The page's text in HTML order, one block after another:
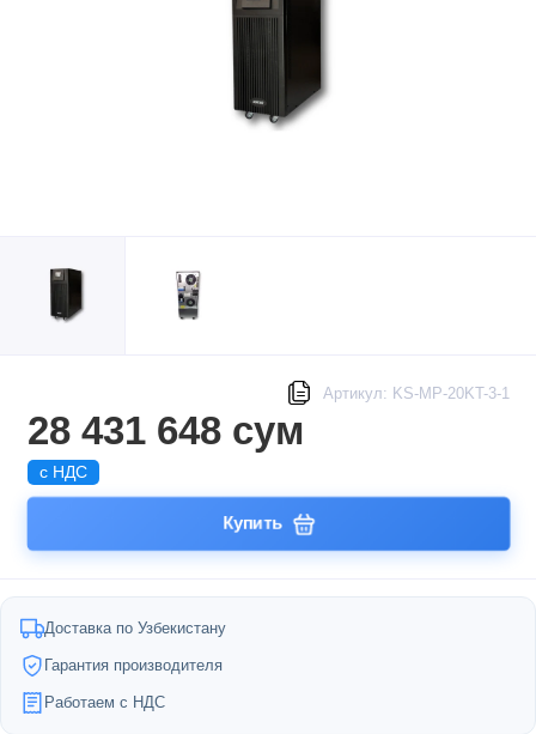
Артикул: KS-MP-20KT-3-1
28 431 648 сум
с НДС
Купить
Доставка по Узбекистану
Гарантия производителя
Работаем с НДС